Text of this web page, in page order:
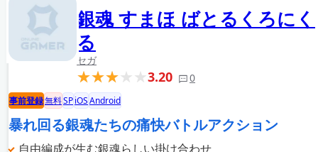
銀魂 すまほ ばとるくろにく
る
セガ
3.20 0
事前登録無料SPiOSAndroid
暴れ回る銀魂たちの痛快バトルアクション
自由編成が生む銀魂らしい掛け合わせ